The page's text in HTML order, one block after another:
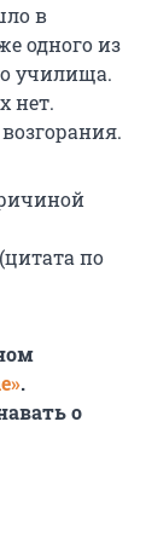
в
одного из
училища.
нет.
по
.
о